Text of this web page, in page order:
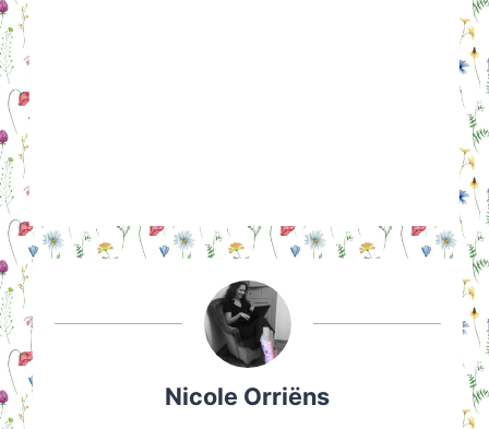
Nicole Orriëns